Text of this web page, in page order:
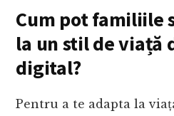
Cum pot familiile
la un stil de viață
digital?
Pentru a te adapta la